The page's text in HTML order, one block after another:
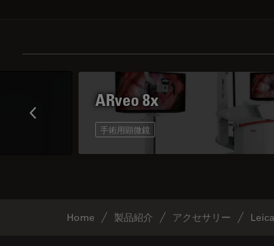
ARveo 8x
手術用顕微鏡
Home 製品紹介 アクセサリー